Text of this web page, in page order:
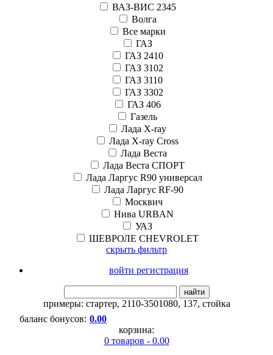
ВАЗ-ВИС 2345
Волга
Все марки
ГАЗ
ГАЗ 2410
ГАЗ 3102
ГАЗ 3110
ГАЗ 3302
ГАЗ 406
Газель
Лада X-ray
Лада X-ray Cross
Лада Веста
Лада Веста СПОРТ
Лада Ларгус R90 универсал
Лада Ларгус RF-90
Москвич
Нива URBAN
УАЗ
ШЕВРОЛЕ CHEVROLET
скрыть фильтр
войти регистрация
найти
примеры: стартер, 2110-3501080, 137, стойка
баланс бонусов: 0.00
корзина:
0 товаров - 0.00